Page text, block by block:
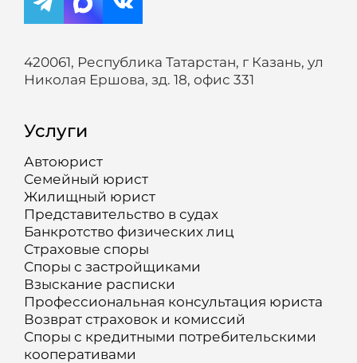
420061, Республика Татарстан, г Казань, ул
Николая Ершова, зд. 18, офис 331
Услуги
Автоюрист
Семейный юрист
Жилищный юрист
Представительство в судах
Банкротство физических лиц
Страховые споры
Споры с застройщиками
Взыскание расписки
Профессиональная консультация юриста
Возврат страховок и комиссий
Споры с кредитными потребительскими
кооперативами